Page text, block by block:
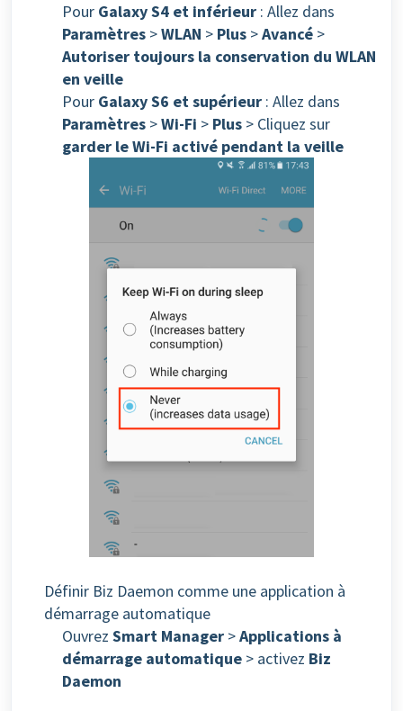
Pour Galaxy S4 et inférieur : Allez dans
Paramètres >WLAN > Plus >Avancé >
Autoriser toujours la conservation du WLAN
en veille
Pour Galaxy S6 et supérieur : Allez dans
Paramètres >Wi-Fi > Plus > Cliquez sur
garder le Wi-Fi activé pendant la veille
Définir Biz Daemon comme une application à
démarrage automatique
Ouvrez Smart Manager >Applications à
démarrage automatique > activez Biz
Daemon